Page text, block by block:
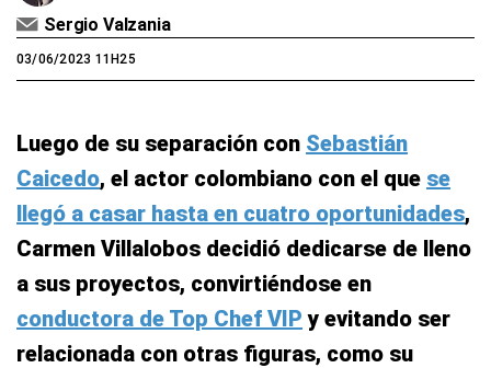
Sergio Valzania
03/06/2023 11H25
Luego de su separación con Sebastián
Caicedo, el actor colombiano con el que se
llegó a casar hasta en cuatro oportunidades,
Carmen Villalobos decidió dedicarse de lleno
a sus proyectos, convirtiéndose en
conductora de Top Chef VIP y evitando ser
relacionada con otras figuras, como su